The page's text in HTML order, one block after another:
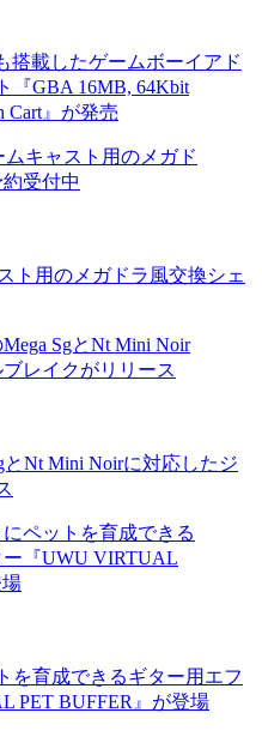
搭載したゲームボーイアド
『GBA 16MB, 64Kbit
Cart』が発売
ト用のメガドラ風交換シェ
Nt Mini Noirに対応したジ
を育成できるギター用エフ
PET BUFFER』が登場